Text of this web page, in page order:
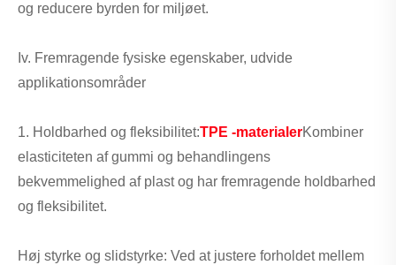
og reducere byrden for miljøet.
Iv. Fremragende fysiske egenskaber, udvide
applikationsområder
1. Holdbarhed og fleksibilitet:TPE -materialerKombiner
elasticiteten af ​​gummi og behandlingens
bekvemmelighed af plast og har fremragende holdbarhed
og fleksibilitet.
Høj styrke og slidstyrke: Ved at justere forholdet mellem